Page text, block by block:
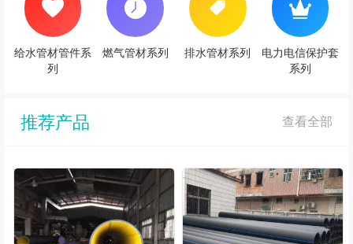
给水管材管件系
列
燃气管材系列 排水管材系列
电力电信保护套
系列
推荐产品